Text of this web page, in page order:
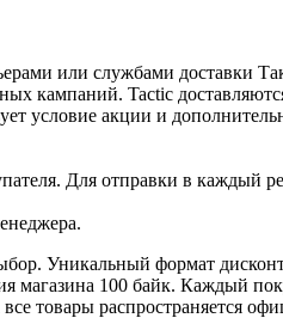
или службами доставки
кампаний. Tactic
условие акции и
Для отправки в
Уникальный формат
магазина 100 байк. Каждый
товары распространяется